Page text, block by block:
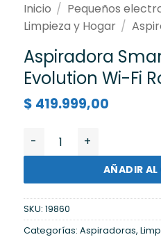
Inicio / Pequeños
Limpieza y Hogar /
Aspiradora
Evolution Wi-Fi
$ 419.999,00
Aspiradora Smartek Ava
AÑADIR AL
SKU: 19860
Categorías: Aspiradoras,